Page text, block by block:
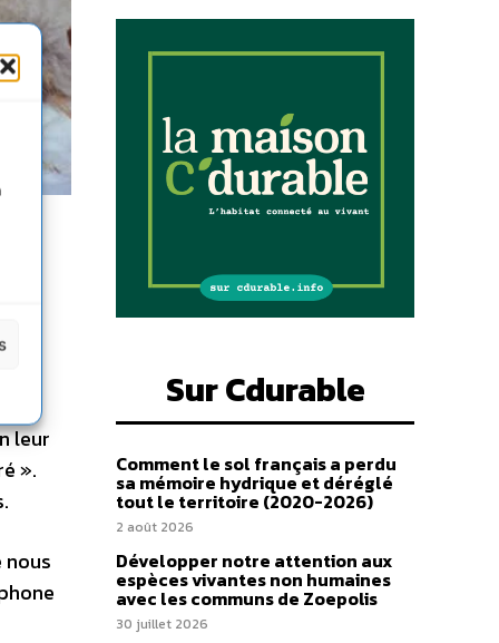
leur
».
Sur Cdurable
Comment le sol français a perdu
sa mémoire hydrique et déréglé
tout le territoire (2020-2026)
2 août 2026
Développer notre attention aux
espèces vivantes non humaines
avec les communs de Zoepolis
30 juillet 2026